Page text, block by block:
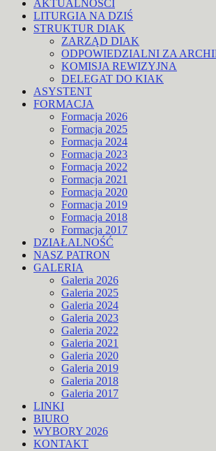
AKTUALNOŚCI
LITURGIA NA DZIŚ
STRUKTUR DIAK
ZARZĄD DIAK
ODPOWIEDZIALNI ZA
KOMISJA REWIZYJNA
DELEGAT DO KIAK
ASYSTENT
FORMACJA
Formacja 2026
Formacja 2025
Formacja 2024
Formacja 2023
Formacja 2022
Formacja 2021
Formacja 2020
Formacja 2019
Formacja 2018
Formacja 2017
DZIAŁALNOŚĆ
NASZ PATRON
GALERIA
Galeria 2026
Galeria 2025
Galeria 2024
Galeria 2023
Galeria 2022
Galeria 2021
Galeria 2020
Galeria 2019
Galeria 2018
Galeria 2017
LINKI
BIURO
WYBORY 2026
KONTAKT